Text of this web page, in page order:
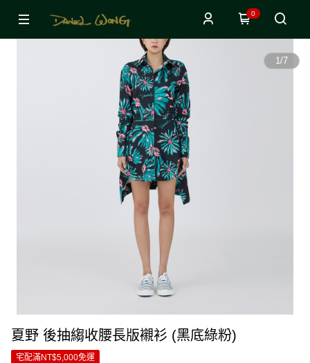
0
1/7
夏野 後抽縐收腰長版襯衫 (黑底綠粉)
宅配滿NT$5,000免運